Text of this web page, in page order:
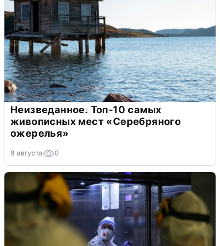
Неизведанное. Топ-10 самых
живописных мест «Серебряного
ожерелья»
8 августа 0